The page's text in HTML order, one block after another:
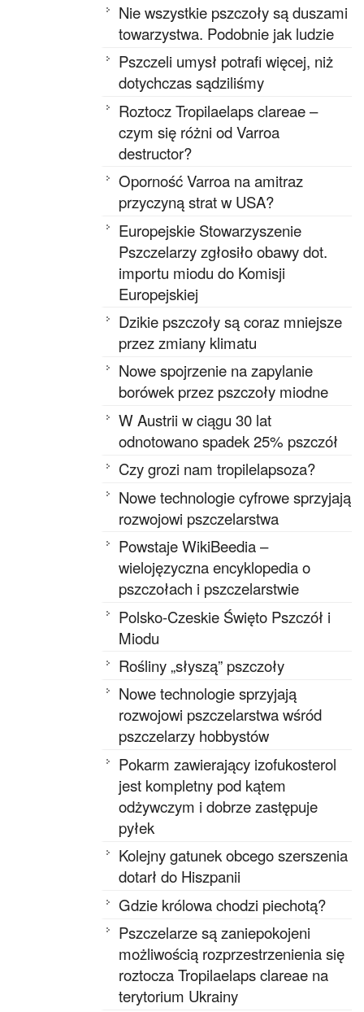
Nie wszystkie pszczoły są duszami
towarzystwa. Podobnie jak ludzie
Pszczeli umysł potrafi więcej, niż
dotychczas sądziliśmy
Roztocz Tropilaelaps clareae –
czym się różni od Varroa
destructor?
Oporność Varroa na amitraz
przyczyną strat w USA?
Europejskie Stowarzyszenie
Pszczelarzy zgłosiło obawy dot.
importu miodu do Komisji
Europejskiej
Dzikie pszczoły są coraz mniejsze
przez zmiany klimatu
Nowe spojrzenie na zapylanie
borówek przez pszczoły miodne
W Austrii w ciągu 30 lat
odnotowano spadek 25% pszczół
Czy grozi nam tropilelapsoza?
Nowe technologie cyfrowe sprzyjają
rozwojowi pszczelarstwa
Powstaje WikiBeedia –
wielojęzyczna encyklopedia o
pszczołach i pszczelarstwie
Polsko-Czeskie Święto Pszczół i
Miodu
Rośliny „słyszą” pszczoły
Nowe technologie sprzyjają
rozwojowi pszczelarstwa wśród
pszczelarzy hobbystów
Pokarm zawierający izofukosterol
jest kompletny pod kątem
odżywczym i dobrze zastępuje
pyłek
Kolejny gatunek obcego szerszenia
dotarł do Hiszpanii
Gdzie królowa chodzi piechotą?
Pszczelarze są zaniepokojeni
możliwością rozprzestrzenienia się
roztocza Tropilaelaps clareae na
terytorium Ukrainy